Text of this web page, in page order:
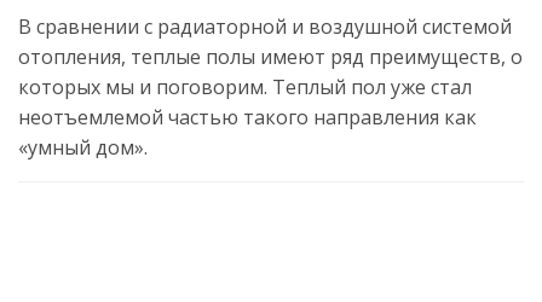
В сравнении с радиаторной и воздушной системой
отопления, теплые полы имеют ряд преимуществ, о
которых мы и поговорим. Теплый пол уже стал
неотъемлемой частью такого направления как
«умный дом».